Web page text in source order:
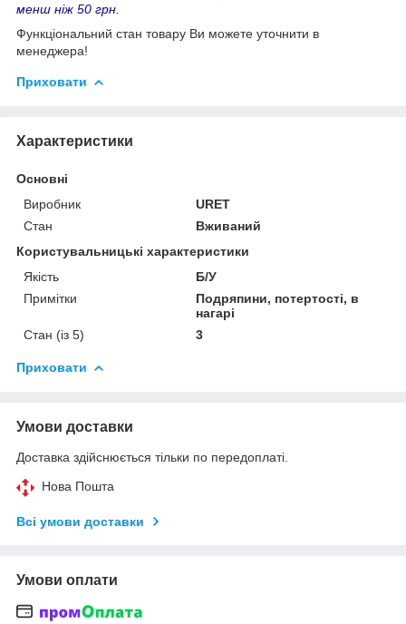
менш ніж 50 грн.
Функціональний стан товару Ви можете уточнити в
менеджера!
Приховати
Характеристики
Основні
Виробник
URET
Стан
Вживаний
Користувальницькі характеристики
Якість
Б/У
Примітки
Подряпини, потертості, в
нагарі
Стан (із 5)
3
Приховати
Умови доставки
Доставка здійснюється тільки по передоплаті.
Нова Пошта
Всі умови доставки
Умови оплати